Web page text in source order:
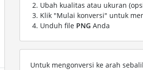
Ubah kualitas atau ukuran
Klik "Mulai konversi" untuk
Unduh file PNG Anda
Untuk mengonversi ke arah